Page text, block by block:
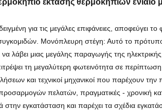
έκτασης θερμοκηπίων ενιαίο
για τις μεγάλες επιφάνειες, αποφεύγει
Μονόπλευρη στέγη: Αυτό το
λάβει μιας μεγάλης παραγωγής της
τη μεγαλύτερη φωτεινότητα σε περίπτωση
και τεχνικοί μηχανικοί που παρέχουν
πελατών, πραγματικές - χρονική
στην εγκατάσταση και παρέχει τα σχέδια